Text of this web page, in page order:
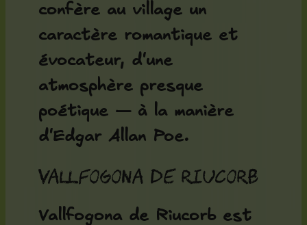
confère au village un
caractère romantique et
évocateur, d'une
atmosphère presque
poétique — à la manière
d'Edgar Allan Poe.
Vallfogona de Riucorb
Vallfogona de Riucorb est